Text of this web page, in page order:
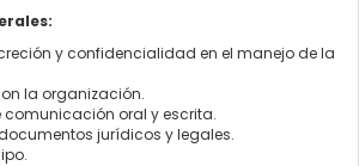
y confidencialidad en el manejo de la
la organización.
oral y escrita.
jurídicos y legales.